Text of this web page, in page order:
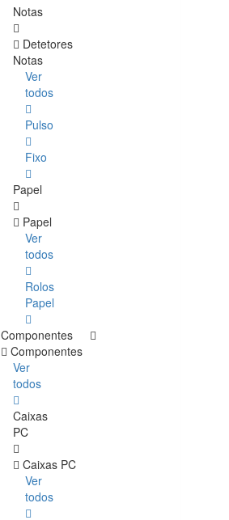
Notas
Detetores
Notas
Ver
todos
Pulso
Fixo
Papel
Papel
Ver
todos
Rolos
Papel
Componentes
Componentes
Ver
todos
Caixas
PC
Caixas PC
Ver
todos